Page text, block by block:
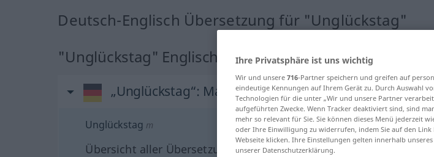
Deutsch-Englisch Übersetzung für "Unglückstag"
"Unglückstag" Englisch Übersetzung
„Unglückstag“: Maskulinum
Unglückstag m
Übersicht aller Übersetzungen
Ihre Privatsphäre ist uns wichtig
Wir und unsere 716-Partner speichern und greifen auf
eindeutige Kennungen auf Ihrem Gerät zu. Durch Auswahl
Technologien für die unter „Wir und unsere Partner
aufgeführten Zwecke. Wenn Tracker deaktiviert sind, sind
mehr so relevant für Sie. Sie können dieses Menü jederzeit
oder Ihre Einwilligung zu widerrufen, indem Sie auf den
Webseite klicken. Ihre Einstellungen gelten innerhalb
unserer Datenschutzerklärung.